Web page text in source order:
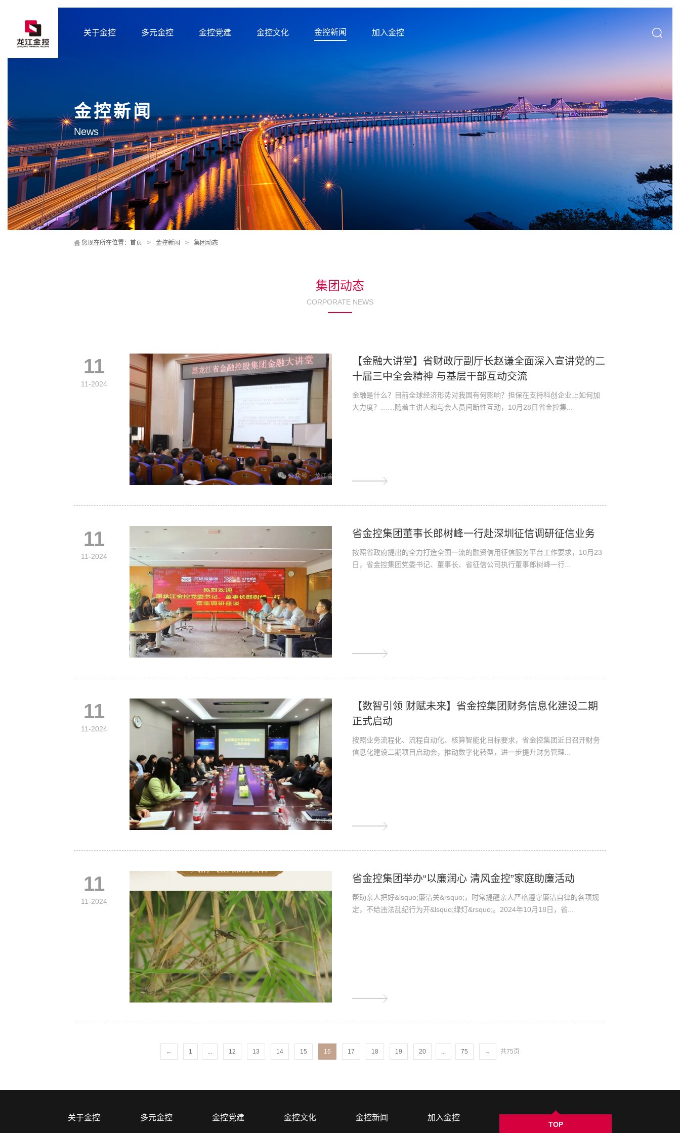
关于金控 多元金控 金控党建 金控文化 金控新闻 加入金控
金控新闻
News
您现在所在位置：首页 > 金控新闻 > 集团动态
集团动态
CORPORATE NEWS
11
11-2024
【金融大讲堂】省财政厅副厅长赵谦全面深入宣讲党的二
十届三中全会精神 与基层干部互动交流
金融是什么？目前全球经济形势对我国有何影响？担保在支持科创企业上如何加
大力度？……随着主讲人和与会人员间断性互动，10月28日省金控集...
11
11-2024
省金控集团董事长郎树峰一行赴深圳征信调研征信业务
按照省政府提出的全力打造全国一流的融资信用征信服务平台工作要求，10月23
日，省金控集团党委书记、董事长、省征信公司执行董事郎树峰一行...
11
11-2024
【数智引领 财赋未来】省金控集团财务信息化建设二期
正式启动
按照业务流程化、流程自动化、核算智能化目标要求，省金控集团近日召开财务
信息化建设二期项目启动会，推动数字化转型，进一步提升财务管理...
11
11-2024
省金控集团举办“以廉润心 清风金控”家庭助廉活动
帮助亲人把好&lsquo;廉洁关&rsquo;，时常提醒亲人严格遵守廉洁自律的各项规
定，不给违法乱纪行为开&lsquo;绿灯&rsquo;。2024年10月18日，省...
← 1 ... 12 13 14 15 16 17 18 19 20 ... 75 → 共75页
关于金控 多元金控 金控党建 金控文化 金控新闻 加入金控
TOP